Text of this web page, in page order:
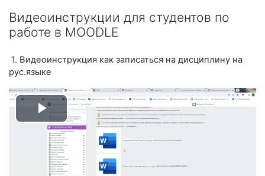
Видеоинструкции для студентов по
работе в MOODLE
1. Видеоинструкция как записаться на дисциплину на
рус.языке
Воспроизвести
видео